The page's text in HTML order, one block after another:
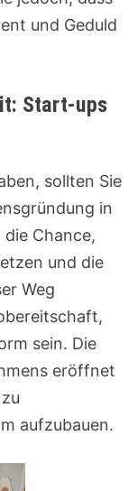
und Geduld
Start-ups
sollten Sie
in
Chance,
und die
Weg
sein. Die
eröffnet
aufzubauen.